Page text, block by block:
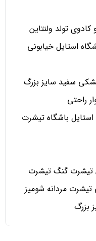
تولد ولنتاین
استایل خیابونی
سفید سایز بزرگ
راحتی
باشگاه تیشرت
گنگ تیشرت
مردانه شومیز
بزرگ